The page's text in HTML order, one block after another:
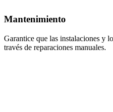
Mantenimiento
Garantice que las instalaciones y
través de reparaciones manuales.